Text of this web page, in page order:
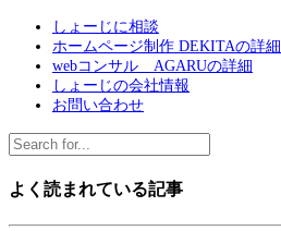
しょーじに相談
ホームページ制作 DEKITAの詳細
webコンサル AGARUの詳細
しょーじの会社情報
お問い合わせ
よく読まれている記事